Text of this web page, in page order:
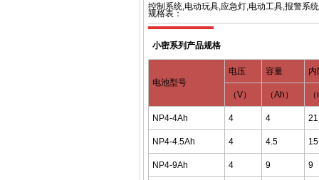
控制系统,电动玩具,应急灯,电动工具,报警系
规格表：
小密系列产品规格
电池型号
电压 容量 内
（V） （Ah ） （
NP4-4Ah 4 4 21
NP4-4.5Ah 4 4.5 15
NP4-9Ah 4 9 9